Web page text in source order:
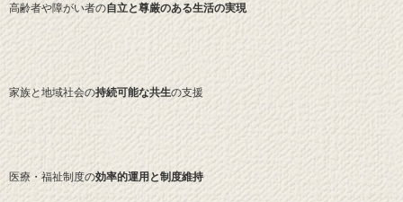
高齢者や障がい者の自立と尊厳のある生活の実現
家族と地域社会の持続可能な共生の支援
医療・福祉制度の効率的運用と制度維持